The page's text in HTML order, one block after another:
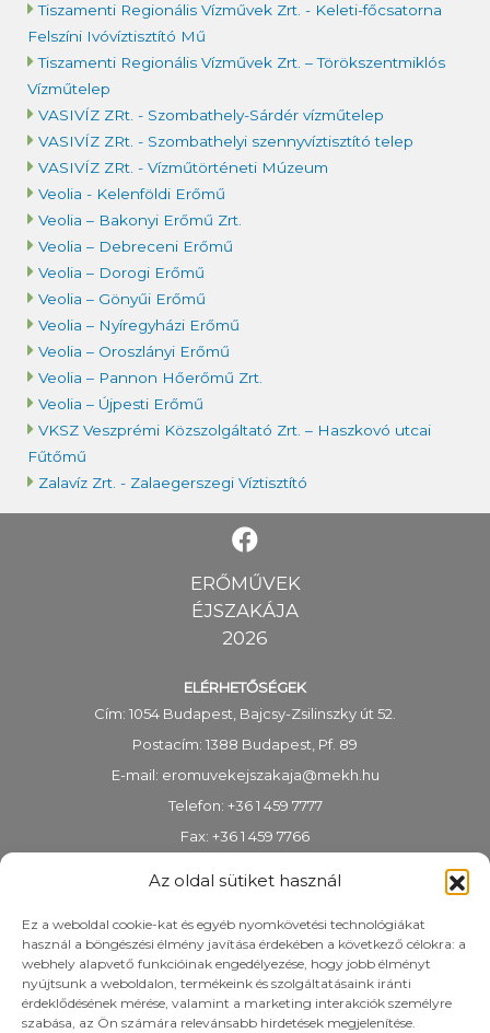
Az oldal sütiket használ
Ez a weboldal cookie-kat és egyéb nyomkövetési technológiákat
használ a böngészési élmény javítása érdekében a következő célokra: a
webhely alapvető funkcióinak engedélyezése, hogy jobb élményt
nyújtsunk a weboldalon, termékeink és szolgáltatásaink iránti
érdeklődésének mérése, valamint a marketing interakciók személyre
szabása, az Ön számára relevánsabb hirdetések megjelenítése.
Tiszamenti Regionális Vízművek Zrt. - Keleti-főcsatorna
Felszíni Ivóvíztisztító Mű
Tiszamenti Regionális Vízművek Zrt. – Törökszentmiklós
Vízműtelep
VASIVÍZ ZRt. - Szombathely-Sárdér vízműtelep
VASIVÍZ ZRt. - Szombathelyi szennyvíztisztító telep
VASIVÍZ ZRt. - Vízműtörténeti Múzeum
Veolia - Kelenföldi Erőmű
Veolia – Bakonyi Erőmű Zrt.
Veolia – Debreceni Erőmű
Veolia – Dorogi Erőmű
Veolia – Gönyűi Erőmű
Veolia – Nyíregyházi Erőmű
Veolia – Oroszlányi Erőmű
Veolia – Pannon Hőerőmű Zrt.
Veolia – Újpesti Erőmű
VKSZ Veszprémi Közszolgáltató Zrt. – Haszkovó utcai
Fűtőmű
Zalavíz Zrt. - Zalaegerszegi Víztisztító
ERŐMŰVEK
ÉJSZAKÁJA
2026
ELÉRHETŐSÉGEK
Cím: 1054 Budapest, Bajcsy-Zsilinszky út 52.
Postacím: 1388 Budapest, Pf. 89
E-mail: eromuvekejszakaja@mekh.hu
Telefon: +36 1 459 7777
Fax: +36 1 459 7766